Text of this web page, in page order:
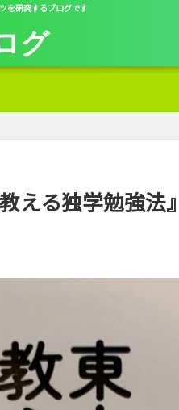
を研究するブログです
グ
える独学勉強法